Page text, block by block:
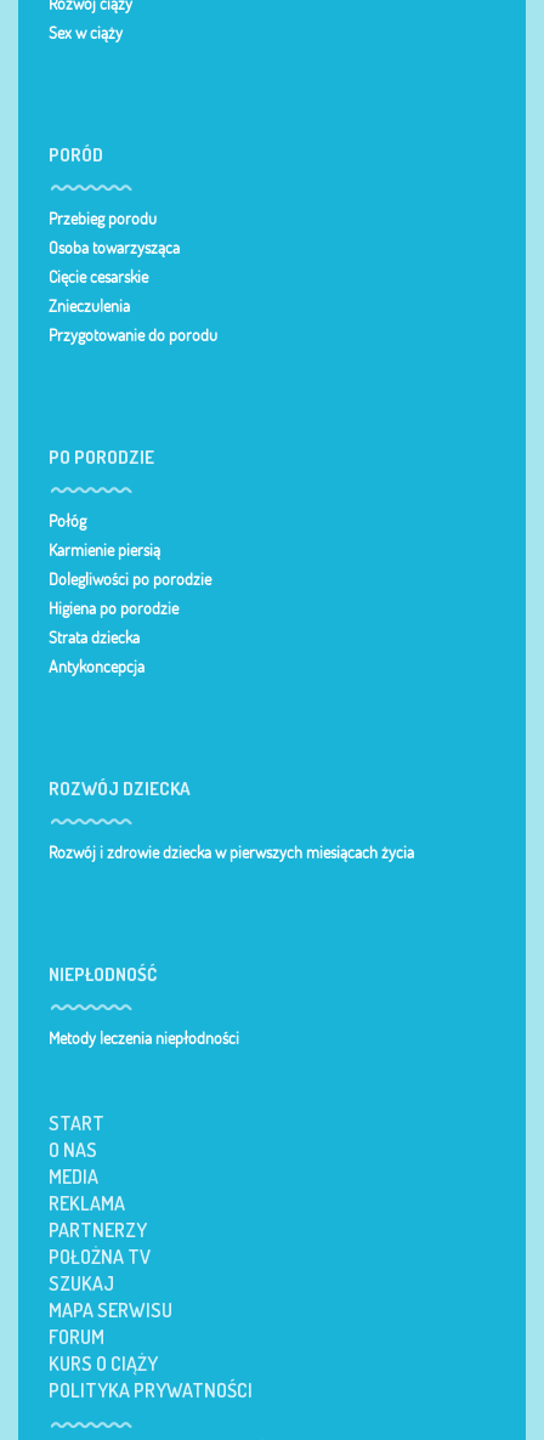
Sex w ciąży
PORÓD
Przebieg porodu
Osoba towarzysząca
Cięcie cesarskie
Znieczulenia
Przygotowanie do porodu
PO PORODZIE
Połóg
Karmienie piersią
Dolegliwości po porodzie
Higiena po porodzie
Strata dziecka
Antykoncepcja
ROZWÓJ DZIECKA
Rozwój i zdrowie dziecka w pierwszych miesiącach życia
NIEPŁODNOŚĆ
Metody leczenia niepłodności
START
O NAS
MEDIA
REKLAMA
PARTNERZY
POŁOŻNA TV
SZUKAJ
MAPA SERWISU
FORUM
KURS O CIĄŻY
POLITYKA PRYWATNOŚCI